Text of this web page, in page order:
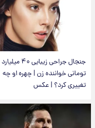
جنجال جراحی زیبایی ۴۰ میلیارد
تومانی خواننده زن | چهره او چه
تغییری کرد؟ | عکس